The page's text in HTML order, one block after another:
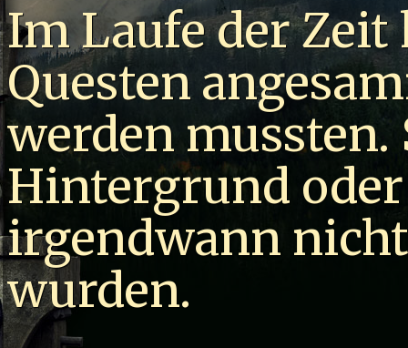
Im Laufe der Zeit
Questen
werden mussten.
Hintergrund
irgendwann
wurden.